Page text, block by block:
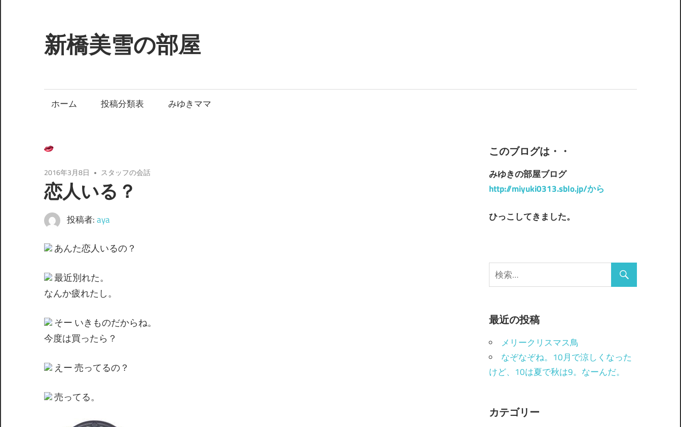
テ
ン
キ
新橋美雪の部屋
た
癒
し
の
空
間
ホーム 投稿分類表 みゆきママ
2016年3月8日 スタッフの会話
恋人いる？
投稿者:aya
あんた恋人いるの？
最近別れた。
なんか疲れたし。
そー いきものだからね。
今度は買ったら？
えー 売ってるの？
売ってる。
このブログは・・
みゆきの部屋ブログ
http://miyuki0313.sblo.jp/から
ひっこしてきました。
最近の投稿
メリークリスマス鳥
なぞなぞね。10月で涼しくなった
けど、10は夏で秋は9。なーんだ。
カテゴリー